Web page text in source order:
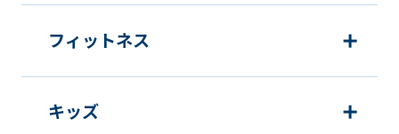
content.
ask
フィットネス
キッズ